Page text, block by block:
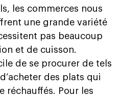
les commerces nous
une grande variété
pas beaucoup
et de cuisson.
de se procurer de tels
des plats qui
réchauffés. Pour les